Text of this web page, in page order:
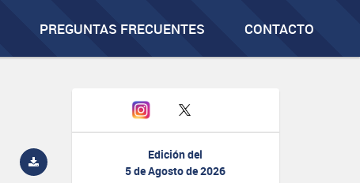
PREGUNTAS FRECUENTES CONTACTO
Edición del
5 de Agosto de 2026